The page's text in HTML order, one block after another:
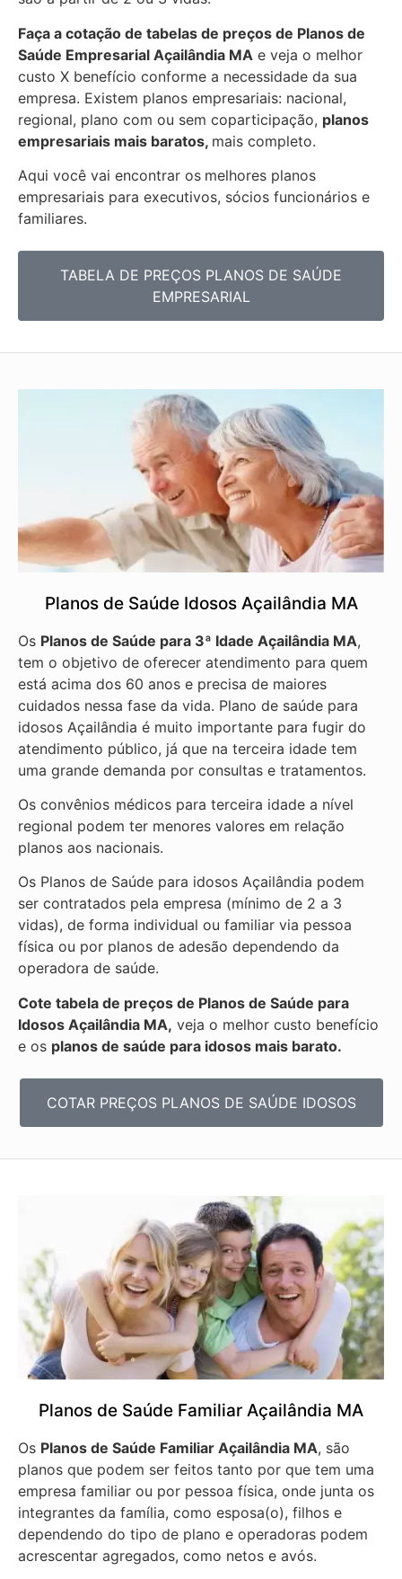
Faça a cotação de tabelas de preços de Planos de
Saúde Empresarial Açailândia MA e veja o melhor
custo X benefício conforme a necessidade da sua
empresa. Existem planos empresariais: nacional,
regional, plano com ou sem coparticipação, planos
empresariais mais baratos, mais completo.
Aqui você vai encontrar os melhores planos
empresariais para executivos, sócios funcionários e
familiares.
TABELA DE PREÇOS PLANOS DE SAÚDE
EMPRESARIAL
Planos de Saúde Idosos Açailândia MA
Os Planos de Saúde para 3ª Idade Açailândia MA,
tem o objetivo de oferecer atendimento para quem
está acima dos 60 anos e precisa de maiores
cuidados nessa fase da vida. Plano de saúde para
idosos Açailândia é muito importante para fugir do
atendimento público, já que na terceira idade tem
uma grande demanda por consultas e tratamentos.
Os convênios médicos para terceira idade a nível
regional podem ter menores valores em relação
planos aos nacionais.
Os Planos de Saúde para idosos Açailândia podem
ser contratados pela empresa (mínimo de 2 a 3
vidas), de forma individual ou familiar via pessoa
física ou por planos de adesão dependendo da
operadora de saúde.
Cote tabela de preços de Planos de Saúde para
Idosos Açailândia MA, veja o melhor custo benefício
e os planos de saúde para idosos mais barato.
COTAR PREÇOS PLANOS DE SAÚDE IDOSOS
Planos de Saúde Familiar Açailândia MA
Os Planos de Saúde Familiar Açailândia MA, são
planos que podem ser feitos tanto por que tem uma
empresa familiar ou por pessoa física, onde junta os
integrantes da família, como esposa(o), filhos e
dependendo do tipo de plano e operadoras podem
acrescentar agregados, como netos e avós.